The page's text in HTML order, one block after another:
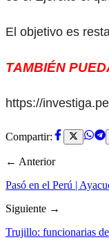
El objetivo es
TAMBIÉN
https://
Compartir:
← Anterior
Pasó en el Perú |
Siguiente →
Trujillo: funcionarias